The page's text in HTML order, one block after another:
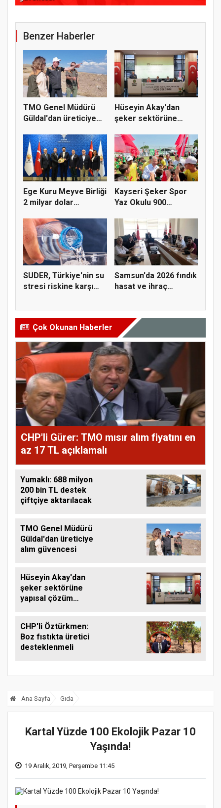
Benzer Haberler
TMO Genel Müdürü
Güldal'dan üreticiye
Hüseyin Akay'dan
şeker sektörüne
Ege Kuru Meyve Birliği
2 milyar dolar
Kayseri Şeker Spor
Yaz Okulu 900
SUDER, Türkiye'nin su
stresi riskine karşı
Samsun'da 2026 fındık
hasat ve ihraç
Çok Okunan Haberler
CHP'li Gürer: TMO mısır alım fiyatını en
az 17 TL açıklamalı
Yumaklı: 688 milyon
200 bin TL destek
çiftçiye aktarılacak
TMO Genel Müdürü
Güldal'dan üreticiye
alım güvencesi
Hüseyin Akay'dan
şeker sektörüne
yapısal çözüm
CHP'li Öztürkmen:
Boz fıstıkta üretici
desteklenmeli
Ana Sayfa Gıda
Kartal Yüzde 100 Ekolojik Pazar 10
Yaşında!
19 Aralık, 2019, Perşembe 11:45